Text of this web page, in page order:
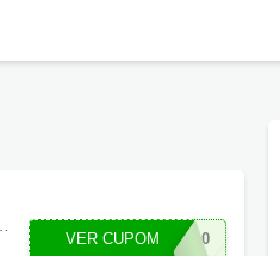
VER CUPOMVERAO20